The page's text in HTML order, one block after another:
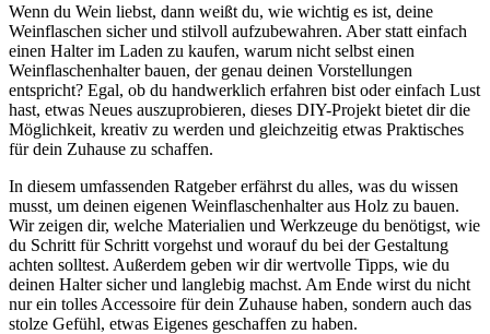
Wenn du Wein liebst, dann weißt du, wie wichtig es ist, deine
Weinflaschen sicher und stilvoll aufzubewahren. Aber statt einfach
einen Halter im Laden zu kaufen, warum nicht selbst einen
Weinflaschenhalter bauen, der genau deinen Vorstellungen
entspricht? Egal, ob du handwerklich erfahren bist oder einfach Lust
hast, etwas Neues auszuprobieren, dieses DIY-Projekt bietet dir die
Möglichkeit, kreativ zu werden und gleichzeitig etwas Praktisches
für dein Zuhause zu schaffen.
In diesem umfassenden Ratgeber erfährst du alles, was du wissen
musst, um deinen eigenen Weinflaschenhalter aus Holz zu bauen.
Wir zeigen dir, welche Materialien und Werkzeuge du benötigst, wie
du Schritt für Schritt vorgehst und worauf du bei der Gestaltung
achten solltest. Außerdem geben wir dir wertvolle Tipps, wie du
deinen Halter sicher und langlebig machst. Am Ende wirst du nicht
nur ein tolles Accessoire für dein Zuhause haben, sondern auch das
stolze Gefühl, etwas Eigenes geschaffen zu haben.